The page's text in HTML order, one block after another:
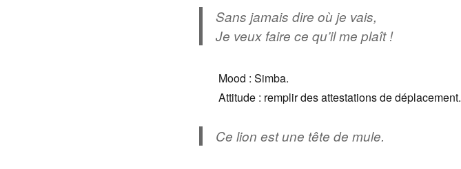
Sans jamais dire où je vais,
Je veux faire ce qu’il me plaît !
Mood : Simba.
Attitude : remplir des attestations de déplacement.
Ce lion est une tête de mule.